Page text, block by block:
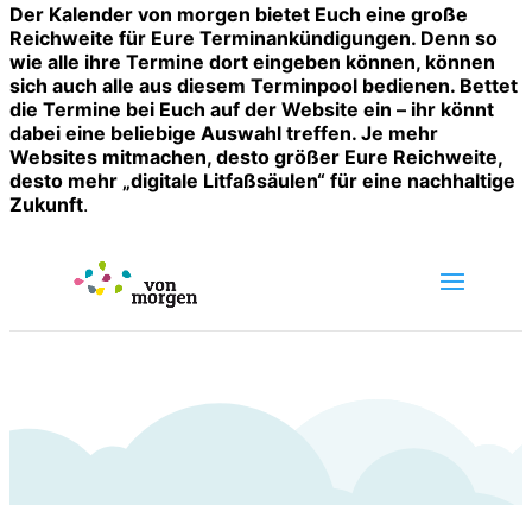
Der Kalender von morgen bietet Euch eine große
Reichweite für Eure Terminankündigungen. Denn so
wie alle ihre Termine dort eingeben können, können
sich auch alle aus diesem Terminpool bedienen. Bettet
die Termine bei Euch auf der Website ein – ihr könnt
dabei eine beliebige Auswahl treffen. Je mehr
Websites mitmachen, desto größer Eure Reichweite,
desto mehr „digitale Litfaßsäulen“ für eine nachhaltige
Zukunft.